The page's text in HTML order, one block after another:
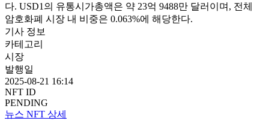
다. USD1의 유통시가총액은 약 23억 9488만 달러이며, 전체
암호화폐 시장 내 비중은 0.063%에 해당한다.
기사 정보
카테고리
시장
발행일
2025-08-21 16:14
NFT ID
PENDING
뉴스 NFT 상세